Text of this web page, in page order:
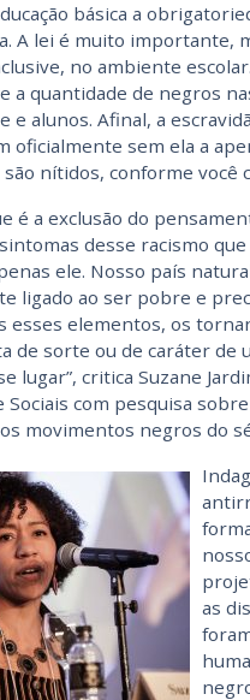
básica a
A lei é muito importante,
no ambiente
a quantidade de negros
e alunos. Afinal, a
oficialmente sem ela a
nítidos, conforme você
é a exclusão do
desse racismo
ele. Nosso país
ligado ao ser pobre e
esses elementos, os
de sorte ou de caráter de
lugar”, critica Suzane
Sociais com pesquisa
movimentos negros do
as